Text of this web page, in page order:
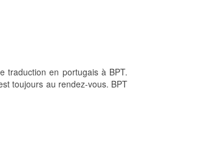
traduction en portugais à BPT.
toujours au rendez-vous. BPT